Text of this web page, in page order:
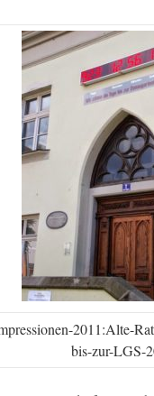
2011:Alte-
bis-zur-LGS-